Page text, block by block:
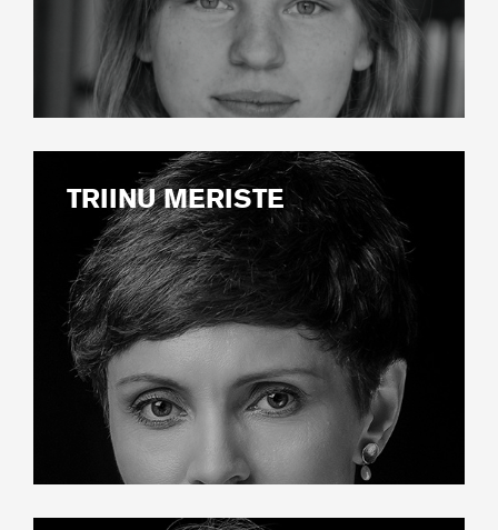
TRIINU MERISTE